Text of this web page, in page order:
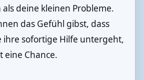
deine kleinen Probleme.
das Gefühl gibst, dass
ihre sofortige Hilfe untergeht,
eine Chance.